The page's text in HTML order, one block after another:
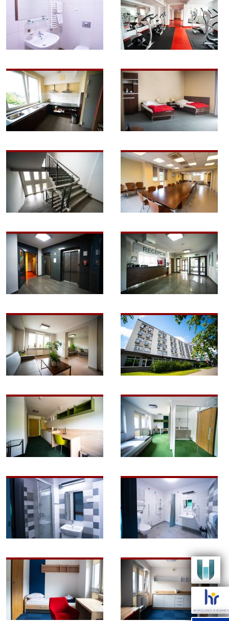
Image Image
Image Image
Image Image
Image Image
Image Image
Image Image
Image Image